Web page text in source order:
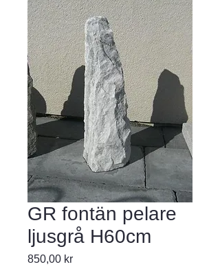
GR fontän pelare
ljusgrå H60cm
850,00 krPris